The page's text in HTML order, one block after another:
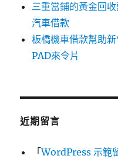
三重當鋪的黃金回
汽車借款
板橋機車借款幫助
PAD來令片
近期留言
「WordPress 示範